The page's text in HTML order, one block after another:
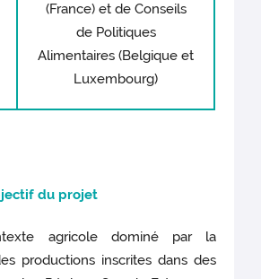
(France) et de Conseils
de Politiques
Alimentaires (Belgique et
Luxembourg)
du projet
agricole dominé par la
productions inscrites dans des